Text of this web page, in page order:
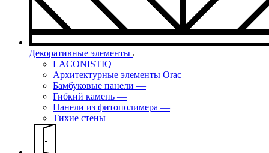
Декоративные элементы
LACONISTIQ —
Архитектурные элементы Orac —
Бамбуковые панели —
Гибкий камень —
Панели из фитополимера —
Тихие стены